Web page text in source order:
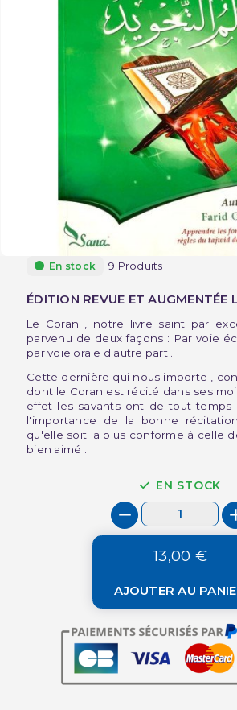
En stock 9 Produits
ÉDITION REVUE ET AUGMENTÉE
Le Coran , notre livre saint par
parvenu de deux façons : Par voie
par voie orale d'autre part .
Cette dernière qui nous importe ,
dont le Coran est récité dans ses
effet les savants ont de tout temps
l'importance de la bonne
qu'elle soit la plus conforme à celle
bien aimé .
EN STOCK
13,00 €
AJOUTER AU